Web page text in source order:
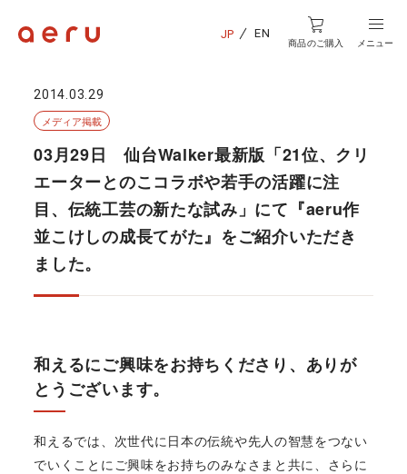
JP EN
商品のご購入 メニュー
2014.03.29
メディア掲載
03月29日 仙台Walker最新版「21位、クリ
エーターとのこコラボや若手の活躍に注
目、伝統工芸の新たな試み」にて『aeru作
並こけしの成長てがた』をご紹介いただき
ました。
和えるにご興味をお持ちくださり、ありが
とうございます。
和えるでは、次世代に日本の伝統や先人の智慧をつない
でいくことにご興味をお持ちのみなさまと共に、さらに